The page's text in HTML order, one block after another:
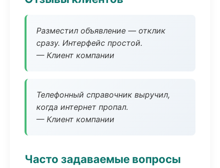
Разместил объявление — отклик
сразу. Интерфейс простой.
— Клиент компании
Телефонный справочник выручил,
когда интернет пропал.
— Клиент компании
Часто задаваемые вопросы